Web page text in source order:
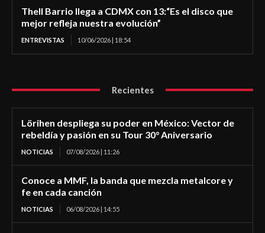
Thell Barrio llega a CDMX con 13:“Es el disco que
mejor refleja nuestra evolución”
ENTREVISTAS 10/06/2026 | 18:54
Recientes
Lörihen despliega su poder en México: Vector de
rebeldía y pasión en su Tour 30° Aniversario
NOTICIAS 07/08/2026 | 11:26
Conoce a MMF, la banda que mezcla metalcore y
fe en cada canción
NOTICIAS 06/08/2026 | 14:55